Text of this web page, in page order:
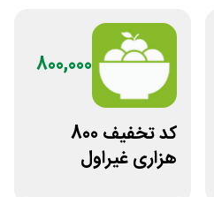
800,000
کد تخفیف 800
هزاری غیراول